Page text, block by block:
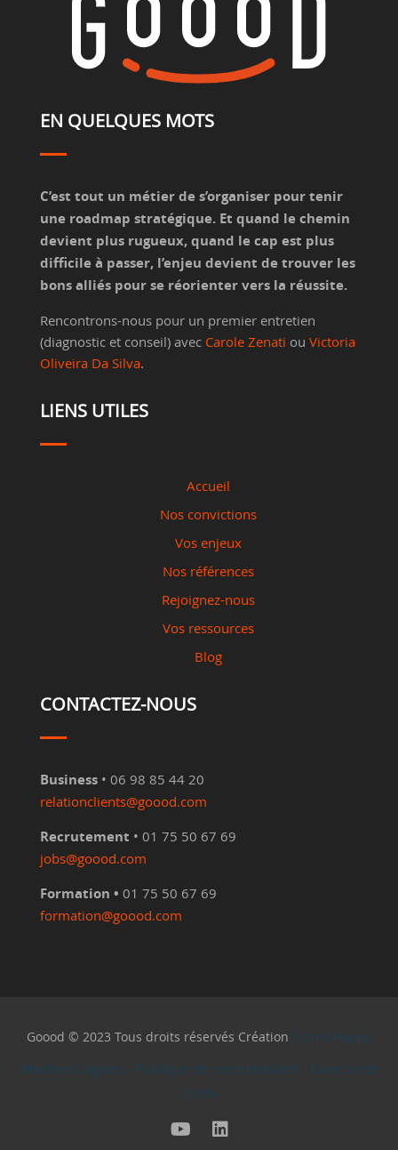
EN QUELQUES MOTS
C’est tout un métier de s’organiser pour tenir
une roadmap stratégique. Et quand le chemin
devient plus rugueux, quand le cap est plus
difficile à passer, l’enjeu devient de trouver les
bons alliés pour se réorienter vers la réussite.
Rencontrons-nous pour un premier entretien
(diagnostic et conseil) avec Carole Zenati ou Victoria
Oliveira Da Silva.
LIENS UTILES
Accueil
Nos convictions
Vos enjeux
Nos références
Rejoignez-nous
Vos ressources
Blog
CONTACTEZ-NOUS
Business • 06 98 85 44 20
relationclients@goood.com
Recrutement • 01 75 50 67 69
jobs@goood.com
Formation • 01 75 50 67 69
formation@goood.com
Goood © 2023 Tous droits réservés Création Com d'Happy
Mentions légales - Politique de confidentialité - Exercice de
droits